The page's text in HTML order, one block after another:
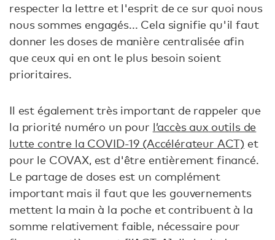
respecter la lettre et l'esprit de ce sur quoi nous
nous sommes engagés... Cela signifie qu'il faut
donner les doses de manière centralisée afin
que ceux qui en ont le plus besoin soient
prioritaires.
Il est également très important de rappeler que
la priorité numéro un pour l’accès aux outils de
lutte contre la COVID-19 (Accélérateur ACT) et
pour le COVAX, est d'être entièrement financé.
Le partage de doses est un complément
important mais il faut que les gouvernements
mettent la main à la poche et contribuent à la
somme relativement faible, nécessaire pour